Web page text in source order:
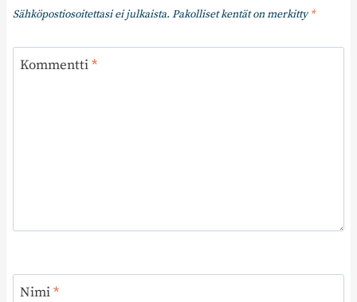
Sähköpostiosoitettasi ei julkaista. Pakolliset kentät on merkitty*
Kommentti*
Nimi*